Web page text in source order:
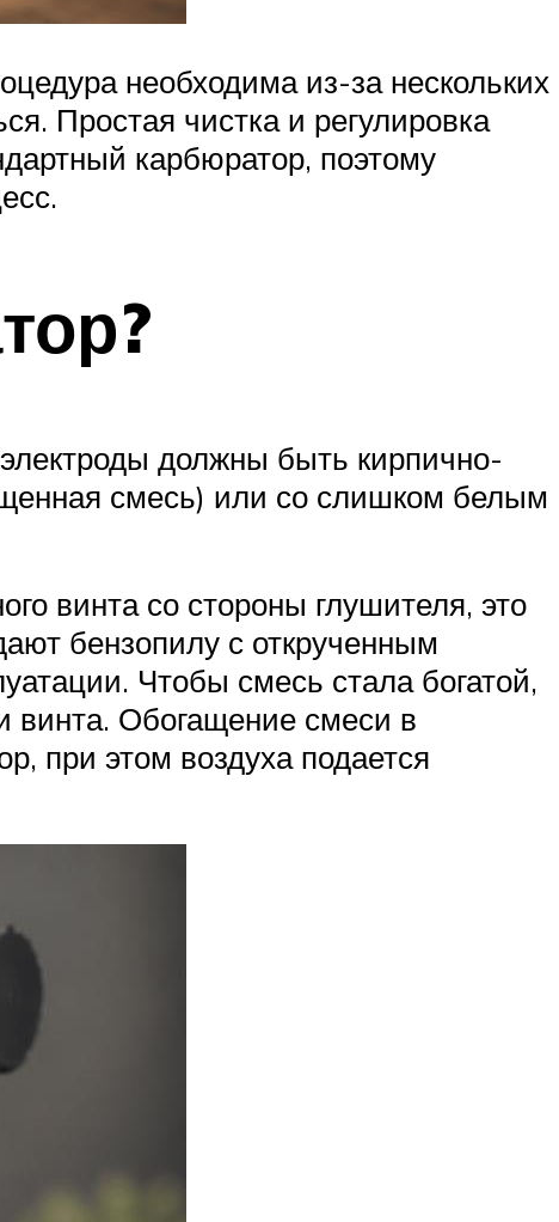
необходима из-за нескольких
Простая чистка и регулировка
карбюратор, поэтому
должны быть кирпично-
смесь) или со слишком белым
винта со стороны глушителя, это
бензопилу с открученным
Чтобы смесь стала богатой,
винта. Обогащение смеси в
при этом воздуха подается